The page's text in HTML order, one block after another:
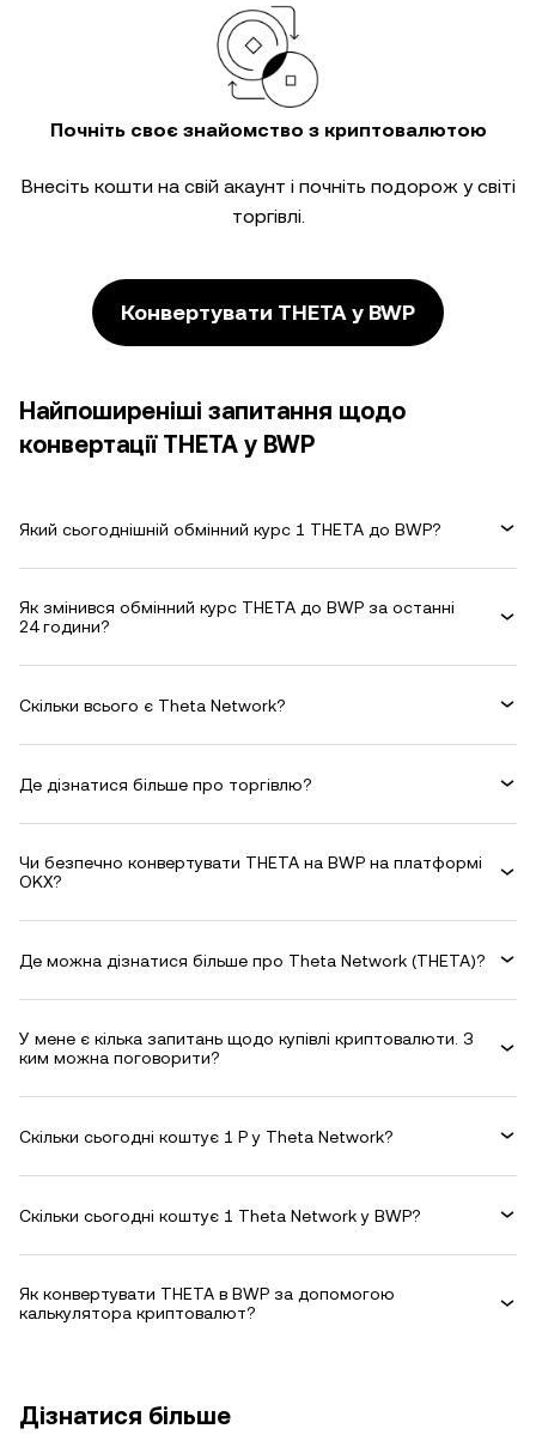
Почніть своє знайомство з криптовалютою
Внесіть кошти на свій акаунт і почніть подорож у світі
торгівлі.
Конвертувати THETA у BWP
Найпоширеніші запитання щодо
конвертації THETA у BWP
Який сьогоднішній обмінний курс 1 THETA до BWP?
Як змінився обмінний курс THETA до BWP за останні
24 години?
Скільки всього є Theta Network?
Де дізнатися більше про торгівлю?
Чи безпечно конвертувати THETA на BWP на платформі
OKX?
Де можна дізнатися більше про Theta Network (THETA)?
У мене є кілька запитань щодо купівлі криптовалюти. З
ким можна поговорити?
Скільки сьогодні коштує 1 P у Theta Network?
Скільки сьогодні коштує 1 Theta Network у BWP?
Як конвертувати THETA в BWP за допомогою
калькулятора криптовалют?
Дізнатися більше